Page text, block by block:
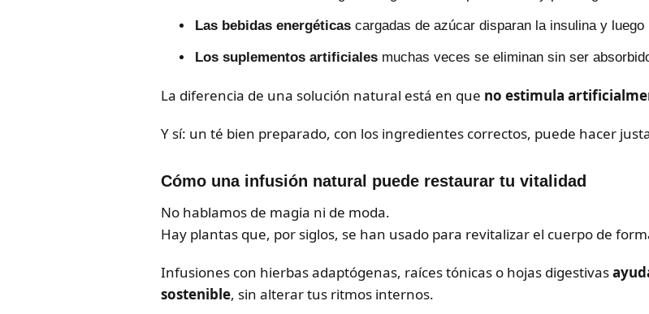
Las bebidas energéticas cargadas de azúcar disparan la insulina y
Los suplementos artificiales muchas veces se eliminan sin ser
La diferencia de una solución natural está en que no estimula
Y sí: un té bien preparado, con los ingredientes correctos, puede hacer
Cómo una infusión natural puede restaurar tu vitalidad
No hablamos de magia ni de moda.
Hay plantas que, por siglos, se han usado para revitalizar el cuerpo de
Infusiones con hierbas adaptógenas, raíces tónicas o hojas digestivas
sostenible, sin alterar tus ritmos internos.